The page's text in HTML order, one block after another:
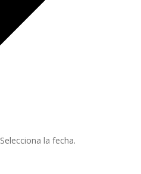
Selecciona la fecha.